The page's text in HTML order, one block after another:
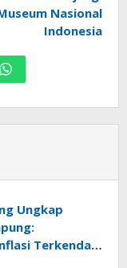
Nasional
Indonesia
Ungkap
Terkendali,